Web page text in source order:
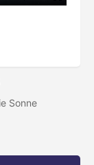
Sonne